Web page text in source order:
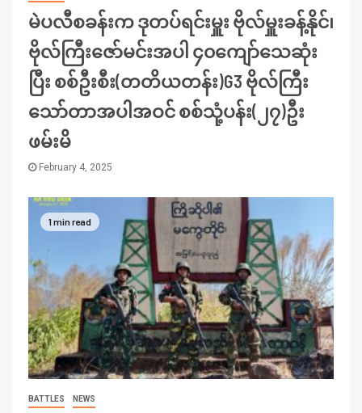
မဲပလီစခန်းက ဒုတပ်ရင်းမှူး ဗိုလ်မှူးခန့်နိုင်၊
ဗိုလ်ကြီးဇော်မင်းအပါ ၄၀ကျော်သေဆုံး
ပြီး စစ်ဦးစီး(တတိယတန်း)G3 ဗိုလ်ကြီး
သော်တာအပါအဝင် စစ်သုံ့ပန်း(၂၇)ဦး
ဖမ်းမိ
February 4, 2025
1 min read
BATTLES NEWS